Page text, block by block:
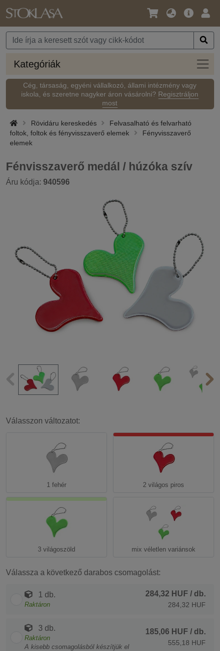
Nyelv
Pénznem
Fő
Kategóriák
Cég, társaság, egyéni vállalkozó, állami intézmény vagy
iskola, és szeretne nagyker áron vásárolni? Regisztráljon
most
Rövidáru kereskedés
Felvasalható és felvarható
foltok, foltok és fényvisszaverő elemek
Fényvisszaverő
elemek
Fénvisszaverő medál / húzóka szív
Áru kódja: 940596
Válasszon változatot:
1 fehér 2 világos piros
3 világoszöld mix véletlen variánsok
Válassza a következő darabos csomagolást:
1 db.
Raktáron
284,32 HUF / db.
284,32 HUF
3 db.
Raktáron
A kisebb csomagolásból készítjük el
185,06 HUF / db.
555,18 HUF